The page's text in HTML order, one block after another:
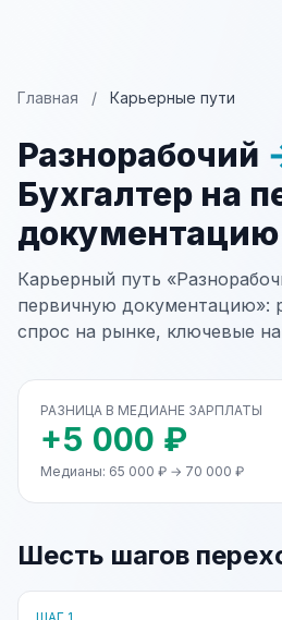
Главная / Карьерные пути
Разнорабочий
Бухгалтер на
документацию
Карьерный путь
первичную документацию»:
спрос на рынке, ключевые
РАЗНИЦА В МЕДИАНЕ ЗАРПЛАТЫ
+5 000 ₽
Медианы: 65 000 ₽ → 70 000 ₽
Шесть шагов